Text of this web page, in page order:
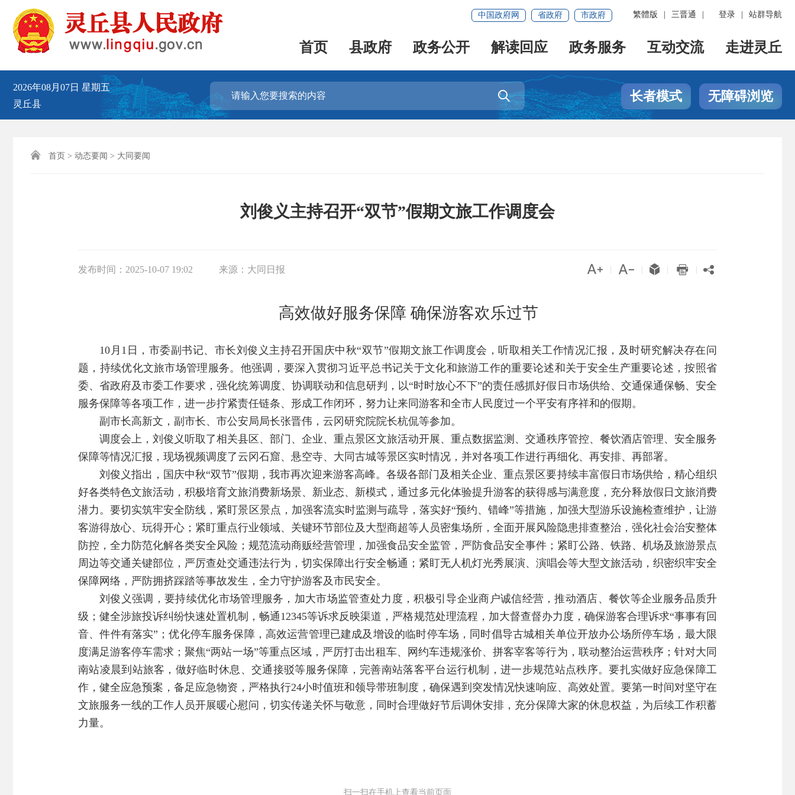
登录 站群导航
繁體版 三晋通
中国政府网 省政府 市政府
首页 县政府 政务公开 解读回应 政务服务 互动交流 走进灵丘
2026年08月07日 星期五
灵丘县
 长者模式 无障碍浏览
 首页 > 动态要闻 > 大同要闻
刘俊义主持召开“双节”假期文旅工作调度会
发布时间： 2025-10-07 19:02 来源： 大同日报     
高效做好服务保障 确保游客欢乐过节
10月1日，市委副书记、市长刘俊义主持召开国庆中秋“双节”假期文旅工作调度会，听取相关工作情况汇报，及时研究解决存在问
题，持续优化文旅市场管理服务。他强调，要深入贯彻习近平总书记关于文化和旅游工作的重要论述和关于安全生产重要论述，按照省
委、省政府及市委工作要求，强化统筹调度、协调联动和信息研判，以“时时放心不下”的责任感抓好假日市场供给、交通保通保畅、安全
服务保障等各项工作，进一步拧紧责任链条、形成工作闭环，努力让来同游客和全市人民度过一个平安有序祥和的假期。
副市长高新文，副市长、市公安局局长张晋伟，云冈研究院院长杭侃等参加。
调度会上，刘俊义听取了相关县区、部门、企业、重点景区文旅活动开展、重点数据监测、交通秩序管控、餐饮酒店管理、安全服务
保障等情况汇报，现场视频调度了云冈石窟、悬空寺、大同古城等景区实时情况，并对各项工作进行再细化、再安排、再部署。
刘俊义指出，国庆中秋“双节”假期，我市再次迎来游客高峰。各级各部门及相关企业、重点景区要持续丰富假日市场供给，精心组织
好各类特色文旅活动，积极培育文旅消费新场景、新业态、新模式，通过多元化体验提升游客的获得感与满意度，充分释放假日文旅消费
潜力。要切实筑牢安全防线，紧盯景区景点，加强客流实时监测与疏导，落实好“预约、错峰”等措施，加强大型游乐设施检查维护，让游
客游得放心、玩得开心；紧盯重点行业领域、关键环节部位及大型商超等人员密集场所，全面开展风险隐患排查整治，强化社会治安整体
防控，全力防范化解各类安全风险；规范流动商贩经营管理，加强食品安全监管，严防食品安全事件；紧盯公路、铁路、机场及旅游景点
周边等交通关键部位，严厉查处交通违法行为，切实保障出行安全畅通；紧盯无人机灯光秀展演、演唱会等大型文旅活动，织密织牢安全
保障网络，严防拥挤踩踏等事故发生，全力守护游客及市民安全。
刘俊义强调，要持续优化市场管理服务，加大市场监管查处力度，积极引导企业商户诚信经营，推动酒店、餐饮等企业服务品质升
级；健全涉旅投诉纠纷快速处置机制，畅通12345等诉求反映渠道，严格规范处理流程，加大督查督办力度，确保游客合理诉求“事事有回
音、件件有落实”；优化停车服务保障，高效运营管理已建成及增设的临时停车场，同时倡导古城相关单位开放办公场所停车场，最大限
度满足游客停车需求；聚焦“两站一场”等重点区域，严厉打击出租车、网约车违规涨价、拼客宰客等行为，联动整治运营秩序；针对大同
南站凌晨到站旅客，做好临时休息、交通接驳等服务保障，完善南站落客平台运行机制，进一步规范站点秩序。要扎实做好应急保障工
作，健全应急预案，备足应急物资，严格执行24小时值班和领导带班制度，确保遇到突发情况快速响应、高效处置。要第一时间对坚守在
文旅服务一线的工作人员开展暖心慰问，切实传递关怀与敬意，同时合理做好节后调休安排，充分保障大家的休息权益，为后续工作积蓄
力量。
扫一扫在手机上查看当前页面